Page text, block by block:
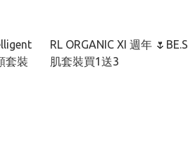
顏套裝
RL ORGANIC XI 週年 🌷BE.ST
肌套裝買1送3